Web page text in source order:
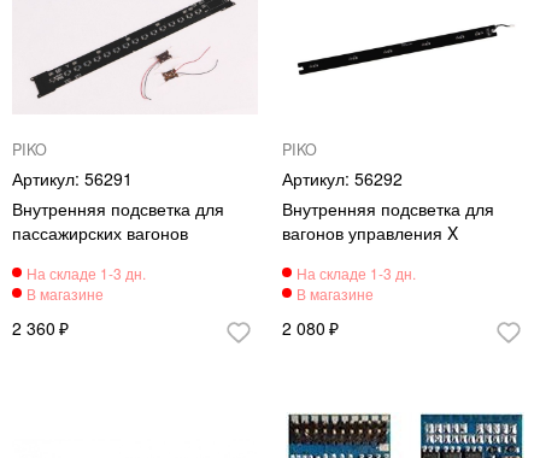
PIKO
56291
Внутренняя подсветка для
пассажирских вагонов
2 360
PIKO
56292
Внутренняя подсветка для
вагонов управления X
2 080